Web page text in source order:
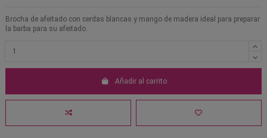
Brocha de afeitado con cerdas blancas y mango de madera ideal para preparar
la barba para su afeitado.
Añadir al carrito